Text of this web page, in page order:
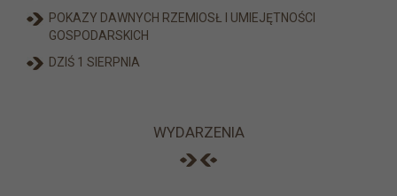
POKAZY DAWNYCH RZEMIOSŁ I UMIEJĘTNOŚCI
GOSPODARSKICH
DZIŚ 1 SIERPNIA
WYDARZENIA